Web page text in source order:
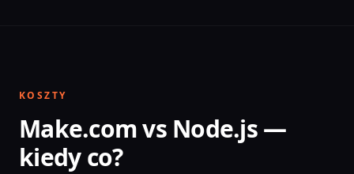
KOSZTY
Make.com vs Node.js —
kiedy co?